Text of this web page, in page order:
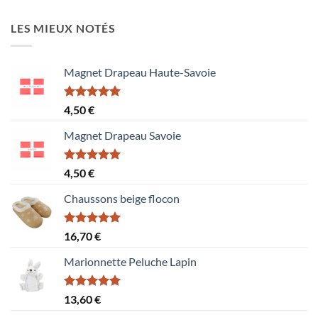
LES MIEUX NOTÉS
Magnet Drapeau Haute-Savoie
Note5.00
sur 5
4,50€
Magnet Drapeau Savoie
Note5.00
sur 5
4,50€
Chaussons beige flocon
Note5.00
sur 5
16,70€
Marionnette Peluche Lapin
Note5.00
sur 5
13,60€